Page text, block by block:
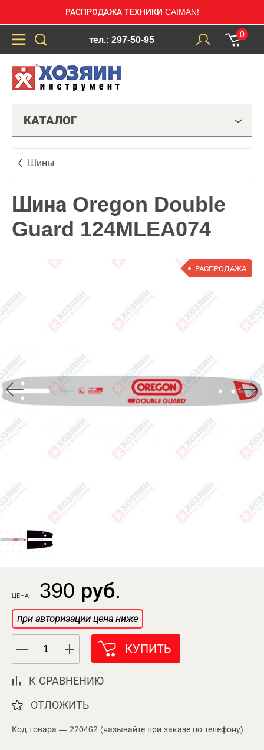
РАСПРОДАЖА ТЕХНИКИ CAIMAN!
тел.: 297-50-95
0
КАТАЛОГ
Шины
Шина Oregon Double
Guard 124MLEA074
РАСПРОДАЖА
ЦЕНА 390 руб.
при авторизации цена ниже
КУПИТЬ
К СРАВНЕНИЮ
ОТЛОЖИТЬ
Код товара — 220462 (называйте при заказе по телефону)